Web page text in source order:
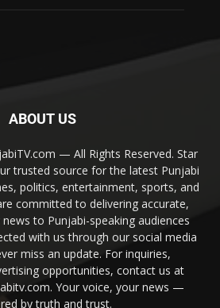
ABOUT US
— All Rights Reserved. Star
trusted source for the latest Punjabi
politics, entertainment, sports, and
committed to delivering accurate,
to Punjabi-speaking audiences
with us through our social media
miss an update. For inquiries,
opportunities, contact us at
Your voice, your news —
by truth and trust.